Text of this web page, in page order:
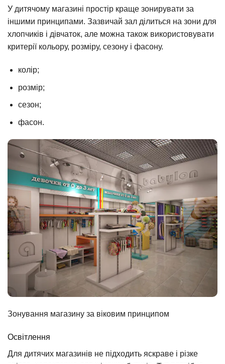
У дитячому магазині простір краще зонирувати за
іншими принципами. Зазвичай зал ділиться на зони для
хлопчиків і дівчаток, але можна також використовувати
критерії кольору, розміру, сезону і фасону.
колір;
розмір;
сезон;
фасон.
Зонування магазину за віковим принципом
Освітлення
Для дитячих магазинів не підходить яскраве і різке